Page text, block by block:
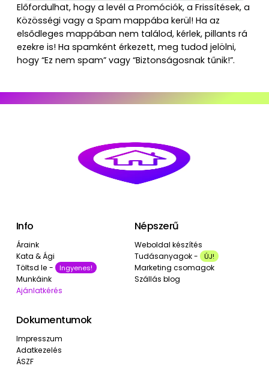
Előfordulhat, hogy a levél a Promóciók, a Frissítések, a
Közösségi vagy a Spam mappába kerül! Ha az
elsődleges mappában nem találod, kérlek, pillants rá
ezekre is! Ha spamként érkezett, meg tudod jelölni,
hogy “Ez nem spam” vagy “Biztonságosnak tűnik!”.
Info
Áraink
Kata & Ági
Töltsd le -
Ingyenes!
Munkáink
Ajánlatkérés
Népszerű
Weboldal készítés
Tudásanyagok -
ÚJ!
Marketing csomagok
Szállás blog
Dokumentumok
Impresszum
Adatkezelés
ÁSZF